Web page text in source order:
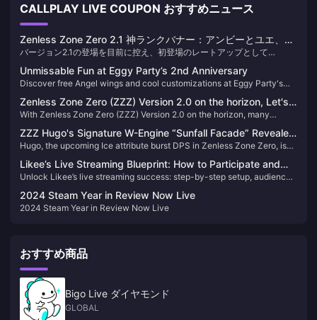
CALLPLAY LIVE COUPON おすすめニュース
Zenless Zone Zero 2.1 神ランクバナー：アンビーとユエ、ど
ちらを引くべき？
バージョン2.1の登場を目前に控え、初登場のレートアップとして
であるAnby DemaraとLuna Yuechengの復刻もあります。選び方を詳し
く見ていきましょう！
Unmissable Fun at Eggy Party’s 2nd Anniversary
Discover free Angel wings and cool customizations at Eggy Party's
2nd Anniversary on July 4.
Zenless Zone Zero (ZZZ) Version 2.0 on the horizon, Let's
take a look back at the standout characters from Versions
1.0 to 1.7
With Zenless Zone Zero (ZZZ) Version 2.0 on the horizon, many
back at the standout characters from Versions 1.0 to 1.7—did you train
these "meta-defining" agents?
ZZZ Hugo's Signature W-Engine “Sunfall Facade” Revealed
– High Compatibility but Has Strong Alternatives. Is It Still
Worth Pulling?
Hugo, the upcoming Ice attribute burst DPS in Zenless Zone Zero, is
officially had its effects and stats revealed. Is it worth pulling?
Likee’s Live Streaming Blueprint: How to Participate and
Become a High-Earning Creator
Unlock Likee’s live streaming success: step-by-step setup, audience-
earning creator.
2024 Steam Year in Review Now Live
2024 Steam Year in Review Now Live
おすすめ商品
Bigo Live ダイヤモンド
GLOBAL